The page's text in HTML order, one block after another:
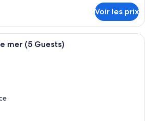
Voir les prix
Minibar, coffres-forts dans les
mer (5 Guests)